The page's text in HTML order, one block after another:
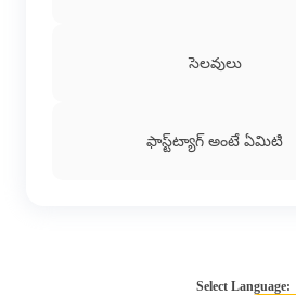
సెలవులు
ఫాస్ట్‌ట్యాగ్ అంటే ఏమిటి
Select Language: